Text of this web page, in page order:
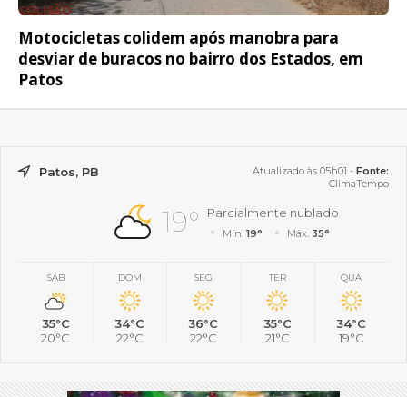
COLISÃO
Motocicletas colidem após manobra para
desviar de buracos no bairro dos Estados, em
Patos
Patos, PB Atualizado às 05h01 - Fonte:
ClimaTempo
19° Parcialmente nublado
Mín.19° Máx. 35°
SÁB
35°C
20°C
DOM
34°C
22°C
SEG
36°C
22°C
TER
35°C
21°C
QUA
34°C
19°C